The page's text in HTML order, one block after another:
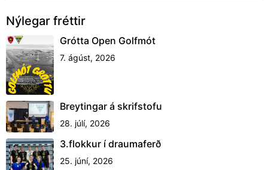
Nýlegar fréttir
Grótta Open Golfmót
7. ágúst, 2026
Breytingar á skrifstofu
28. júlí, 2026
3.flokkur í draumaferð
25. júní, 2026